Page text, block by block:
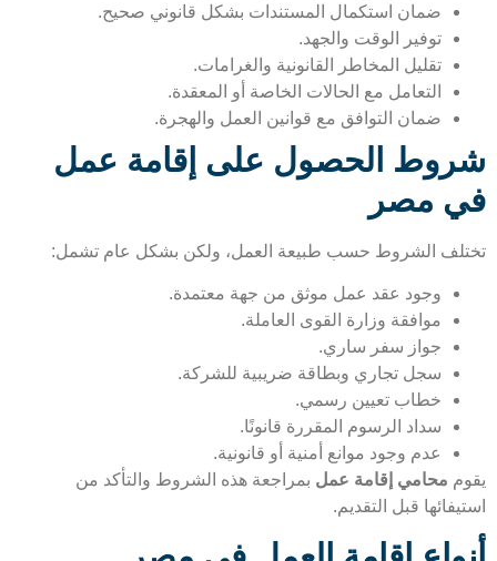
ضمان استكمال المستندات بشكل قانوني صحيح.
توفير الوقت والجهد.
تقليل المخاطر القانونية والغرامات.
التعامل مع الحالات الخاصة أو المعقدة.
ضمان التوافق مع قوانين العمل والهجرة.
الحصول على إقامة عمل
مصر
الشروط حسب طبيعة العمل، ولكن بشكل عام تشمل:
وجود عقد عمل موثق من جهة معتمدة.
موافقة وزارة القوى العاملة.
جواز سفر ساري.
سجل تجاري وبطاقة ضريبية للشركة.
خطاب تعيين رسمي.
سداد الرسوم المقررة قانونًا.
عدم وجود موانع أمنية أو قانونية.
محامي إقامة عمل بمراجعة هذه الشروط والتأكد من
قبل التقديم.